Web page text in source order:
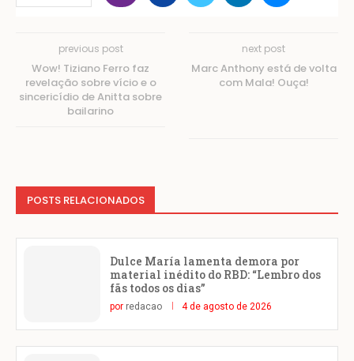
previous post
Wow! Tiziano Ferro faz
revelação sobre vício e o
sincericídio de Anitta sobre
bailarino
next post
Marc Anthony está de volta
com Mala! Ouça!
POSTS RELACIONADOS
Dulce María lamenta demora por
material inédito do RBD: “Lembro dos
fãs todos os dias”
por redacao 4 de agosto de 2026